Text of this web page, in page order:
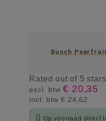
Busch
Ratedout of 5
excl. btw€ 20,35
incl. btw€ 24,62
 Op voorraad direct